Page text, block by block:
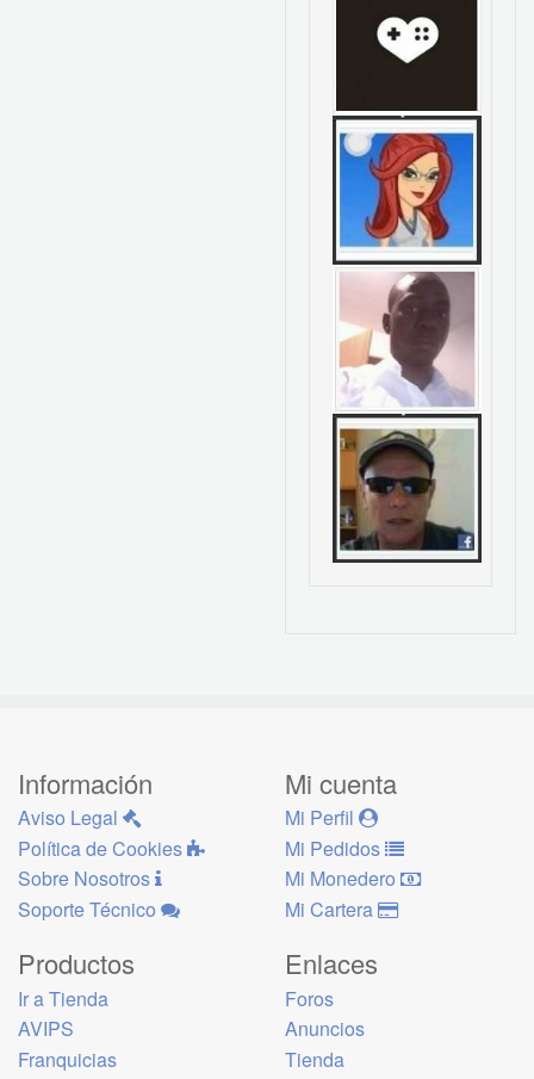
Información
Aviso Legal
Política de Cookies
Sobre Nosotros
Soporte Técnico
Mi cuenta
Mi Perfil
Mi Pedidos
Mi Monedero
Mi Cartera
Productos
Ir a Tienda
AVIPS
Franquicias
Enlaces
Foros
Anuncios
Tienda